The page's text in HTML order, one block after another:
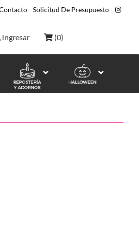
Solicitud De Presupuesto
Ingresar (0)